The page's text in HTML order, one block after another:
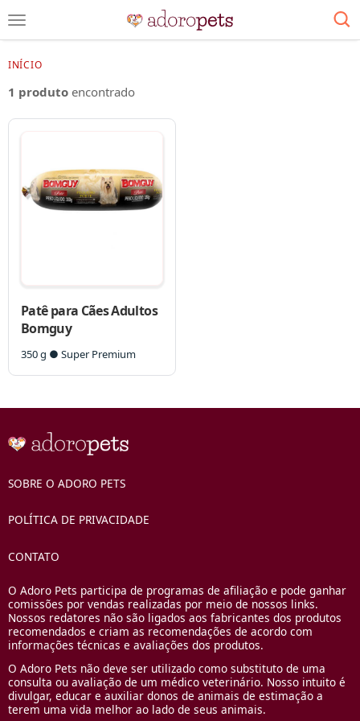
INÍCIO
1 produto encontrado
Patê para Cães Adultos
Bomguy
350 g ● Super Premium
SOBRE O ADORO PETS
POLÍTICA DE PRIVACIDADE
CONTATO
O Adoro Pets participa de programas de afiliação e pode ganhar
comissões por vendas realizadas por meio de nossos links.
Nossos redatores não são ligados aos fabricantes dos produtos
recomendados e criam as recomendações de acordo com
informações técnicas e avaliações dos produtos.
O Adoro Pets não deve ser utilizado como substituto de uma
consulta ou avaliação de um médico veterinário. Nosso intuito é
divulgar, educar e auxiliar donos de animais de estimação a
terem uma vida melhor ao lado de seus animais.